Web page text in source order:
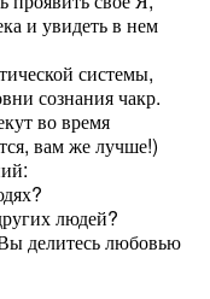
и увидеть в нем
системы,
сознания чакр.
во время
вам же лучше!)
людей?
делитесь любовью